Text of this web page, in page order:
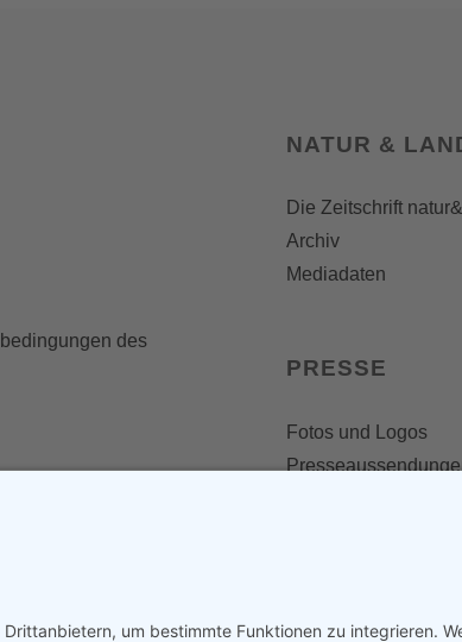
des
NATUR &
Die Zeitschrift
Archiv
Mediadaten
PRESSE
Fotos und Logos